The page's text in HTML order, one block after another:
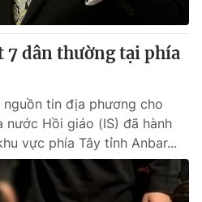
7 dân thường tại phía
nguồn tin địa phương cho
nước Hồi giáo (IS) đã hành
vực phía Tây tỉnh Anbar...